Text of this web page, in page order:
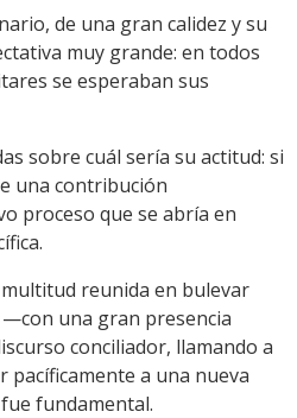
de una gran calidez y su
muy grande: en todos
se esperaban sus
sobre cuál sería su actitud: si
una contribución
proceso que se abría en
reunida en bulevar
una gran presencia
conciliador, llamando a
pacíficamente a una nueva
fundamental.